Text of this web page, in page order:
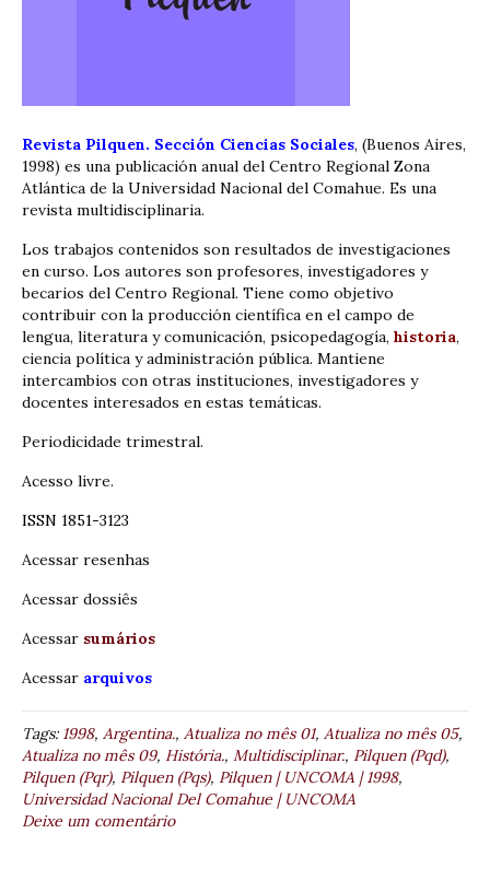
Revista Pilquen. Sección Ciencias Sociales, (Buenos Aires,
1998) es una publicación anual del Centro Regional Zona
Atlántica de la Universidad Nacional del Comahue. Es una
revista multidisciplinaria.
Los trabajos contenidos son resultados de investigaciones
en curso. Los autores son profesores, investigadores y
becarios del Centro Regional. Tiene como objetivo
contribuir con la producción científica en el campo de
lengua, literatura y comunicación, psicopedagogía, historia,
ciencia política y administración pública. Mantiene
intercambios con otras instituciones, investigadores y
docentes interesados en estas temáticas.
Periodicidade trimestral.
Acesso livre.
ISSN 1851-3123
Acessar resenhas
Acessar dossiês
Acessar sumários
Acessar arquivos
Tags:1998, Argentina., Atualiza no mês 01, Atualiza no mês 05,
Atualiza no mês 09, História., Multidisciplinar., Pilquen (Pqd),
Pilquen (Pqr), Pilquen (Pqs), Pilquen | UNCOMA | 1998,
Universidad Nacional Del Comahue | UNCOMA
Deixe um comentário